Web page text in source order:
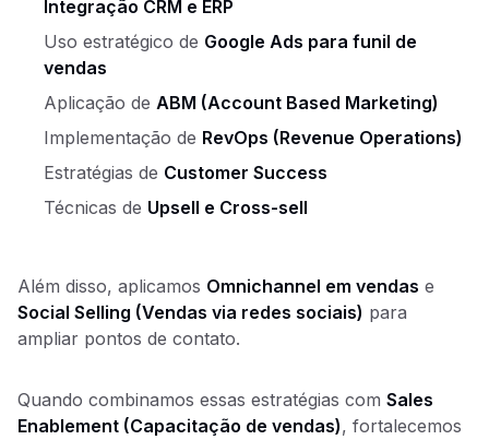
Integração CRM e ERP
Uso estratégico de Google Ads para funil de
vendas
Aplicação de ABM (Account Based Marketing)
Implementação de RevOps (Revenue Operations)
Estratégias de Customer Success
Técnicas de Upsell e Cross-sell
Além disso, aplicamos Omnichannel em vendas e
Social Selling (Vendas via redes sociais) para
ampliar pontos de contato.
Quando combinamos essas estratégias com Sales
Enablement (Capacitação de vendas), fortalecemos